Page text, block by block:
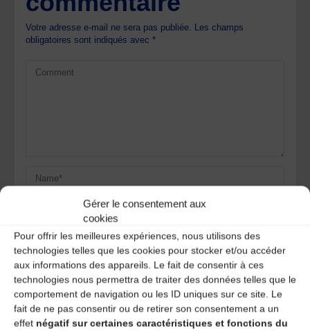
Gérer le consentement aux
cookies
Pour offrir les meilleures expériences, nous utilisons des
technologies telles que les cookies pour stocker et/ou accéder
aux informations des appareils. Le fait de consentir à ces
technologies nous permettra de traiter des données telles que le
comportement de navigation ou les ID uniques sur ce site. Le
fait de ne pas consentir ou de retirer son consentement a un
effet négatif sur certaines caractéristiques et fonctions du
Votre adresse e-mail ne sera pas publiée. Les champs
obligatoires sont indiqués avec*
Save my name, email, and site URL in my browser for next
time I post a comment.